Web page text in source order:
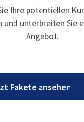
Ihre potentiellen
und unterbreiten Sie
Angebot.